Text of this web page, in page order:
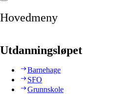
Hovedmeny
Utdanningsløpet
Barnehage
SFO
Grunnskole